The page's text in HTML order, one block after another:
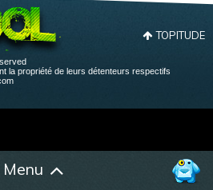
Menu
TOPITUDE
la propriété de leurs détenteurs respectifs